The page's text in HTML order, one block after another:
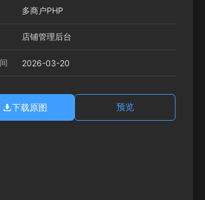
多商户PHP
店铺管理后台
2026-03-20
下载原图 预览